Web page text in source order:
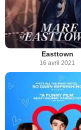
Easttown
16 avril 2021